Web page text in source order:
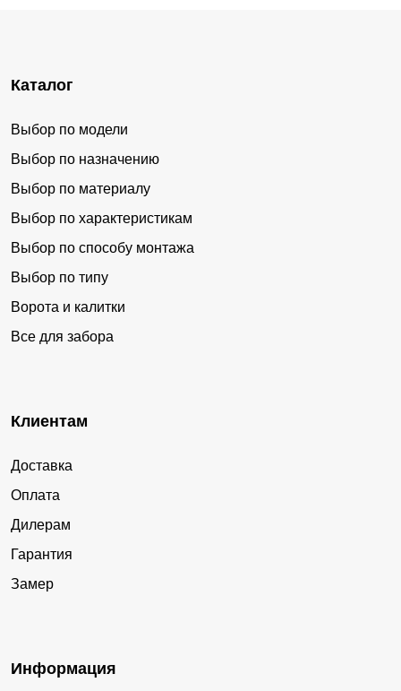
Каталог
Выбор по модели
Выбор по назначению
Выбор по материалу
Выбор по характеристикам
Выбор по способу монтажа
Выбор по типу
Ворота и калитки
Все для забора
Клиентам
Доставка
Оплата
Дилерам
Гарантия
Замер
Информация